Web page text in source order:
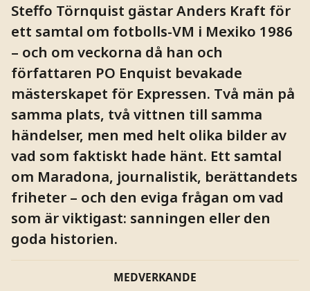
Steffo Törnquist gästar Anders Kraft för
ett samtal om fotbolls-VM i Mexiko 1986
– och om veckorna då han och
författaren PO Enquist bevakade
mästerskapet för Expressen. Två män på
samma plats, två vittnen till samma
händelser, men med helt olika bilder av
vad som faktiskt hade hänt. Ett samtal
om Maradona, journalistik, berättandets
friheter – och den eviga frågan om vad
som är viktigast: sanningen eller den
goda historien.
MEDVERKANDE